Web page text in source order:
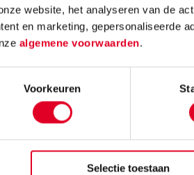
website, het analyseren van de
en marketing, gepersonaliseerde
algemene voorwaarden.
Voorkeuren
Selectie toestaan
€ 12,80